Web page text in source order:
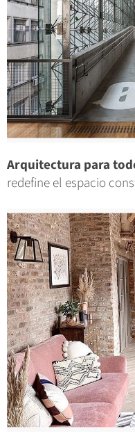
Arquitectura para
redefine el espacio